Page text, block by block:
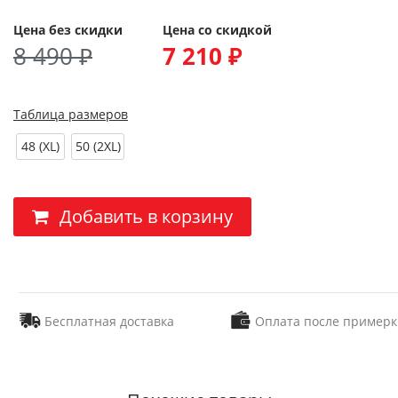
Цена без скидки
8 490 ₽
Цена со скидкой
7 210 ₽
Таблица размеров
48 (XL)
50 (2XL)
Добавить в корзину
Бесплатная доставка Оплата после